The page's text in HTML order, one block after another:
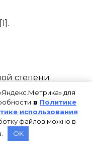
степени
и
терапии
для
в Политике
использования
файлов можно в
OK